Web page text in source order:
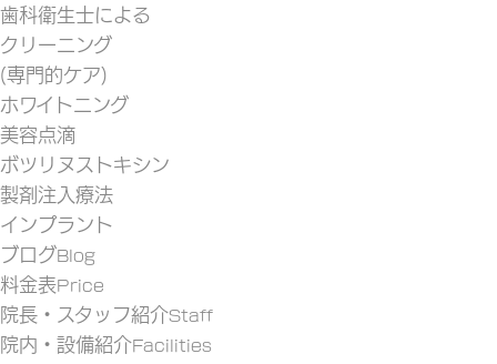
歯科衛生士による
クリーニング
(専門的ケア)
ホワイトニング
美容点滴
ボツリヌストキシン
製剤注入療法
インプラント
ブログBlog
料金表Price
院長・スタッフ紹介Staff
院内・設備紹介Facilities